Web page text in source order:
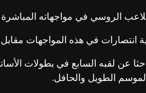
الروسي في مواجهاته المباشرة
عن لقبه السابع في بطولات
الطويل والحافل.